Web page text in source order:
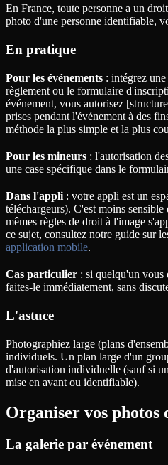
En France, toute personne a un
photo d'une personne identifiable,
En pratique
Pour les événements : intégrez
règlement ou le formulaire
événement, vous autorisez
prises pendant l'événement à des
méthode la plus simple et la plus
Pour les mineurs : l'autorisation
une case spécifique dans le
Dans l'appli : votre appli est un
téléchargeurs). C'est moins
mêmes règles de droit à l'image
ce sujet, consultez notre guide sur
application mobile.
Cas particulier : si quelqu'un vous
faites-le immédiatement, sans
L'astuce
Photographiez large (plans
individuels. Un plan large d'un
d'autorisation individuelle (sauf si
mise en avant ou identifiable).
Organiser vos photos
La galerie par événement